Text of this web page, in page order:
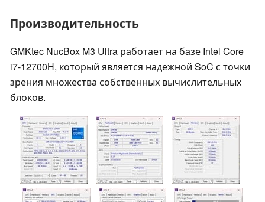
Производительность
GMKtec NucBox M3 Ultra работает на базе Intel Core
i7-12700H, который является надежной SoC с точки
зрения множества собственных вычислительных
блоков.